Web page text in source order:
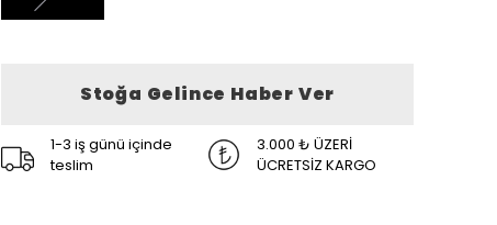
Stoğa Gelince Haber Ver
1-3 iş günü içinde
teslim
3.000 ₺ ÜZERİ
ÜCRETSİZ KARGO